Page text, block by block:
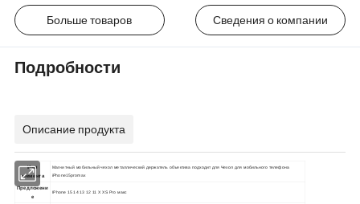
Больше товаров Сведения о компании
Подробности
Описание продукта
Имя
элемента
Магнитный мобильный чехол металлический держатель объектива подходит для Чехол для мобильного телефона
iPhone15promax
Предложени
е
IPhone 15 14 13 12 11 X XS Pro макс